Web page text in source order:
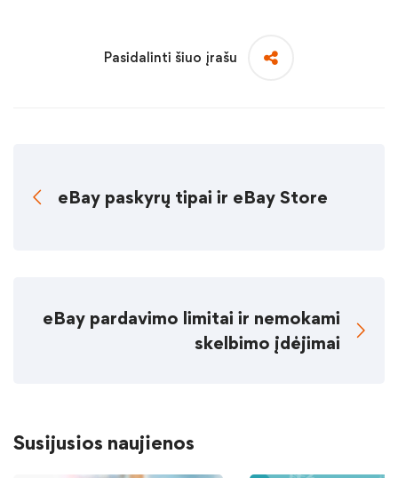
Pasidalinti šiuo įrašu
eBay paskyrų tipai ir eBay Store
eBay pardavimo limitai ir nemokami
skelbimo įdėjimai
Susijusios naujienos